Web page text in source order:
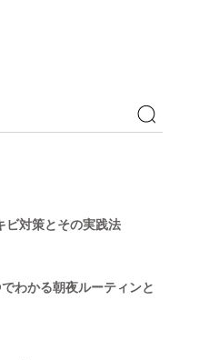
ビ対策とその実践法
わかる朝夜ルーティンと